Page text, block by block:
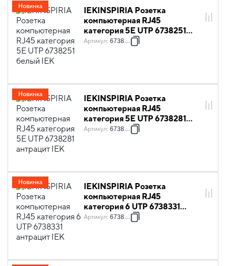
IEKINSPIRIA Розетка
компьютерная RJ45
категория 5Е UTP 6738251
белый IEK
Артикул: 6738251
Новинка
IEKINSPIRIA Розетка
компьютерная RJ45
категория 5Е UTP 6738281
антрацит IEK
Артикул: 6738281
Новинка
IEKINSPIRIA Розетка
компьютерная RJ45
категория 6 UTP 6738331
антрацит IEK
Артикул: 6738331
Новинка